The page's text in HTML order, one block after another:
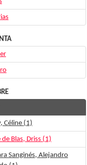
Céline (1)
de Blas, Driss (1)
Sanginés, Alejandro